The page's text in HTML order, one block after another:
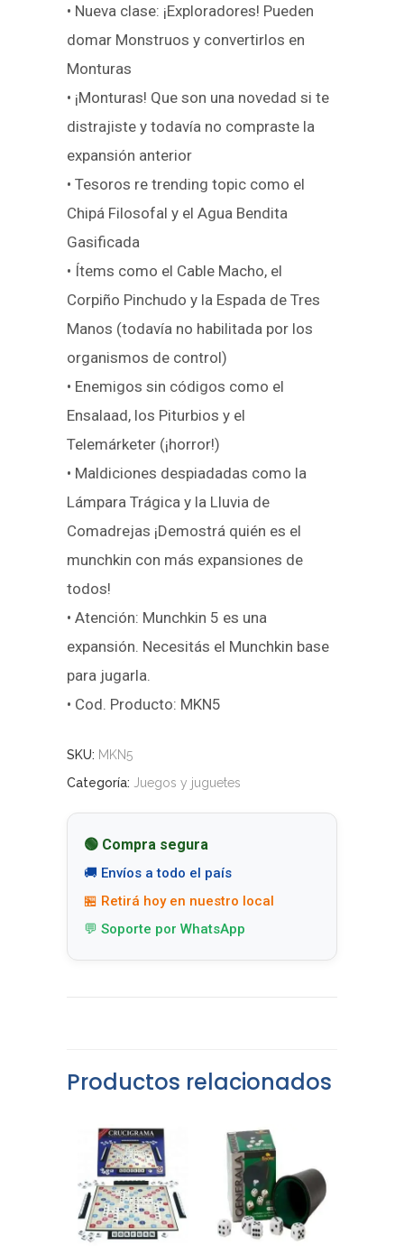
• Nueva clase: ¡Exploradores! Pueden
domar Monstruos y convertirlos en
Monturas
• ¡Monturas! Que son una novedad si te
distrajiste y todavía no compraste la
expansión anterior
• Tesoros re trending topic como el
Chipá Filosofal y el Agua Bendita
Gasificada
• Ítems como el Cable Macho, el
Corpiño Pinchudo y la Espada de Tres
Manos (todavía no habilitada por los
organismos de control)
• Enemigos sin códigos como el
Ensalaad, los Piturbios y el
Telemárketer (¡horror!)
• Maldiciones despiadadas como la
Lámpara Trágica y la Lluvia de
Comadrejas ¡Demostrá quién es el
munchkin con más expansiones de
todos!
• Atención: Munchkin 5 es una
expansión. Necesitás el Munchkin base
para jugarla.
• Cod. Producto: MKN5
SKU: MKN5
Categoría: Juegos y juguetes
🟢 Compra segura
🚚 Envíos a todo el país
🏪 Retirá hoy en nuestro local
💬 Soporte por WhatsApp
Productos relacionados